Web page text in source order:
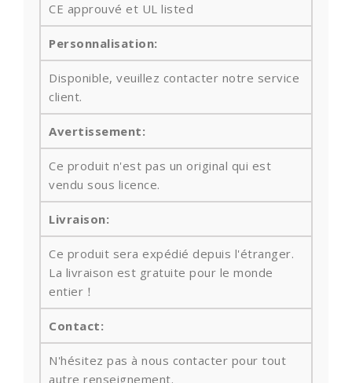
CE approuvé et UL listed
Personnalisation:
Disponible, veuillez contacter notre service
client.
Avertissement:
Ce produit n'est pas un original qui est
vendu sous licence.
Livraison:
Ce produit sera expédié depuis l'étranger.
La livraison est gratuite pour le monde
entier！
Contact:
N'hésitez pas à nous contacter pour tout
autre renseignement.